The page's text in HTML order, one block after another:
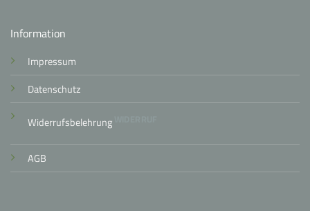
Information
Impressum
Datenschutz
Widerrufsbelehrung
AGB